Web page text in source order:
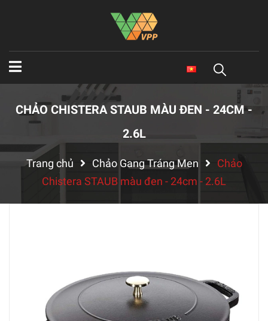
CHẢO CHISTERA STAUB MÀU ĐEN - 24CM -
2.6L
Trang chủ Chảo Gang Tráng Men
Chảo
Chistera STAUB màu đen - 24cm - 2.6L